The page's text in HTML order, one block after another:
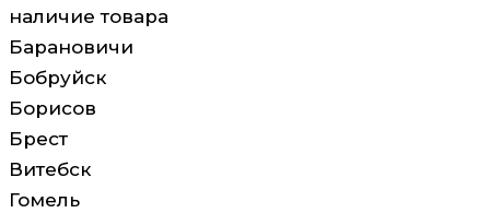
наличие товара
Барановичи
Бобруйск
Борисов
Брест
Витебск
Гомель